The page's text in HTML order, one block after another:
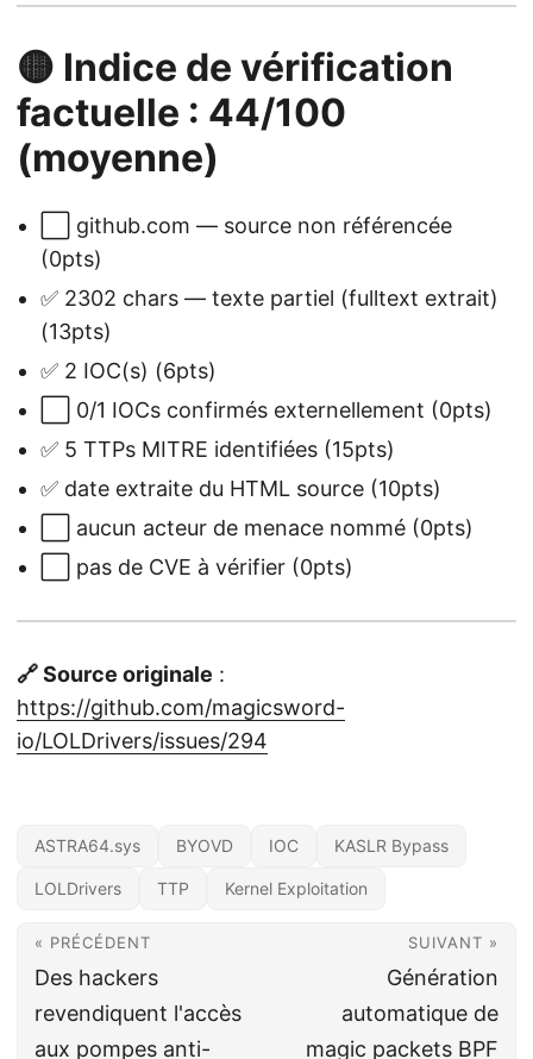
🟡 Indice de vérification
factuelle : 44/100
(moyenne)
⬜ github.com — source non référencée
(0pts)
✅ 2302 chars — texte partiel (fulltext extrait)
(13pts)
✅ 2 IOC(s) (6pts)
⬜ 0/1 IOCs confirmés externellement (0pts)
✅ 5 TTPs MITRE identifiées (15pts)
✅ date extraite du HTML source (10pts)
⬜ aucun acteur de menace nommé (0pts)
⬜ pas de CVE à vérifier (0pts)
🔗 Source originale :
https://github.com/magicsword-
io/LOLDrivers/issues/294
ASTRA64.sys BYOVD IOC KASLR Bypass
LOLDrivers TTP Kernel Exploitation
« PRÉCÉDENT
Des hackers
revendiquent l'accès
aux pompes anti-
SUIVANT »
Génération
automatique de
magic packets BPF